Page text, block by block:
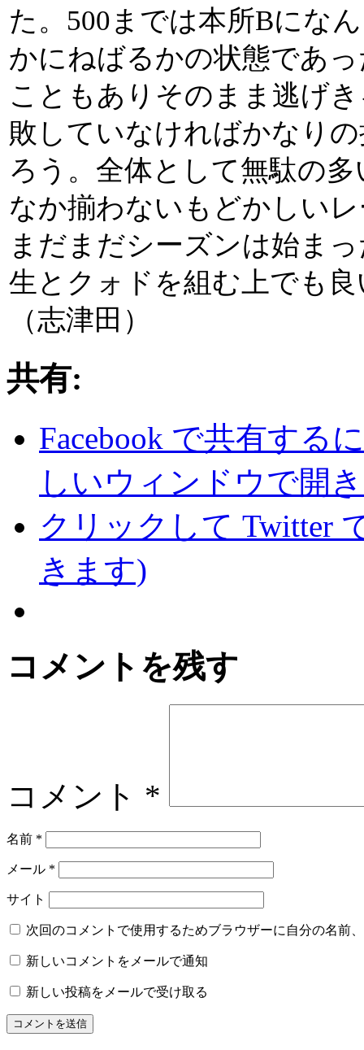
た。500までは本所Bにな
かにねばるかの状態であ
こともありそのまま逃げ
敗していなければかなり
ろう。全体として無駄の
なか揃わないもどかしい
まだまだシーズンは始ま
生とクォドを組む上でも
（志津田）
共有:
Facebook で共有する
しいウィンドウで開
クリックして Twitter
きます)
コメントを残す
コメント *
名前 *
メール *
サイト
次回のコメントで使用するためブラウザーに自分の名前
新しいコメントをメールで通知
新しい投稿をメールで受け取る